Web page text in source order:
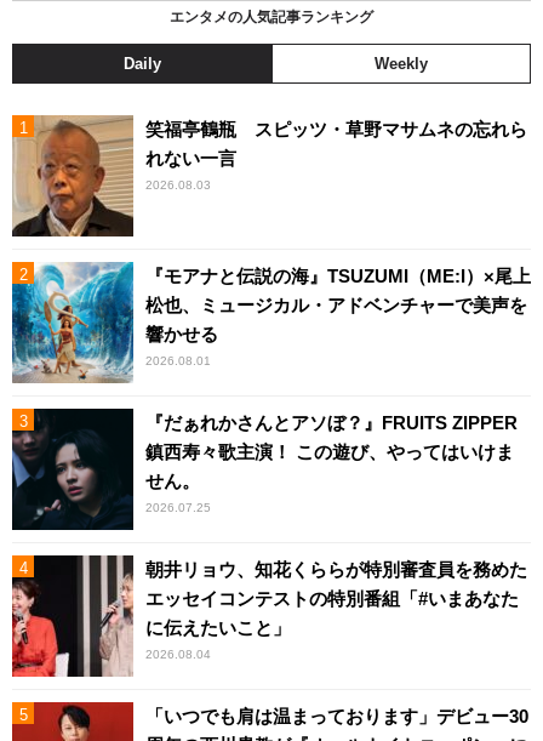
エンタメの人気記事ランキング
Daily Weekly
笑福亭鶴瓶 スピッツ・草野マサムネの忘れら
れない一言
2026.08.03
『モアナと伝説の海』TSUZUMI（ME:I）×尾上
松也、ミュージカル・アドベンチャーで美声を
響かせる
2026.08.01
『だぁれかさんとアソぼ？』FRUITS ZIPPER
鎮西寿々歌主演！ この遊び、やってはいけま
せん。
2026.07.25
朝井リョウ、知花くららが特別審査員を務めた
エッセイコンテストの特別番組「#いまあなた
に伝えたいこと」
2026.08.04
「いつでも肩は温まっております」デビュー30